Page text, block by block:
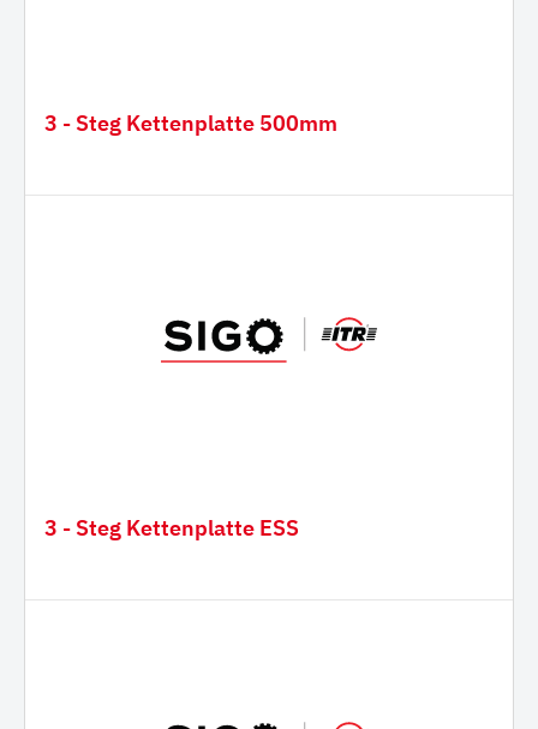
3 - Steg Kettenplatte 500mm
3 - Steg Kettenplatte ESS